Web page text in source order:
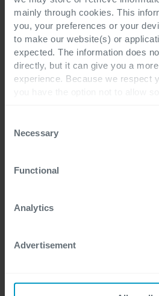
mainly through cookies. This
you, your preferences or your
to make our website(s) or
expected. The information does
directly, but it can give you a
experience. Because we respect
you disable certain cookies, you
certain website or application
and interfere with your
services we are able to offer.
Selection
Necessary
Functional
Analytics
Advertisement
Standardisierte CI/CD-
Deployment (CI/CD) ist zu